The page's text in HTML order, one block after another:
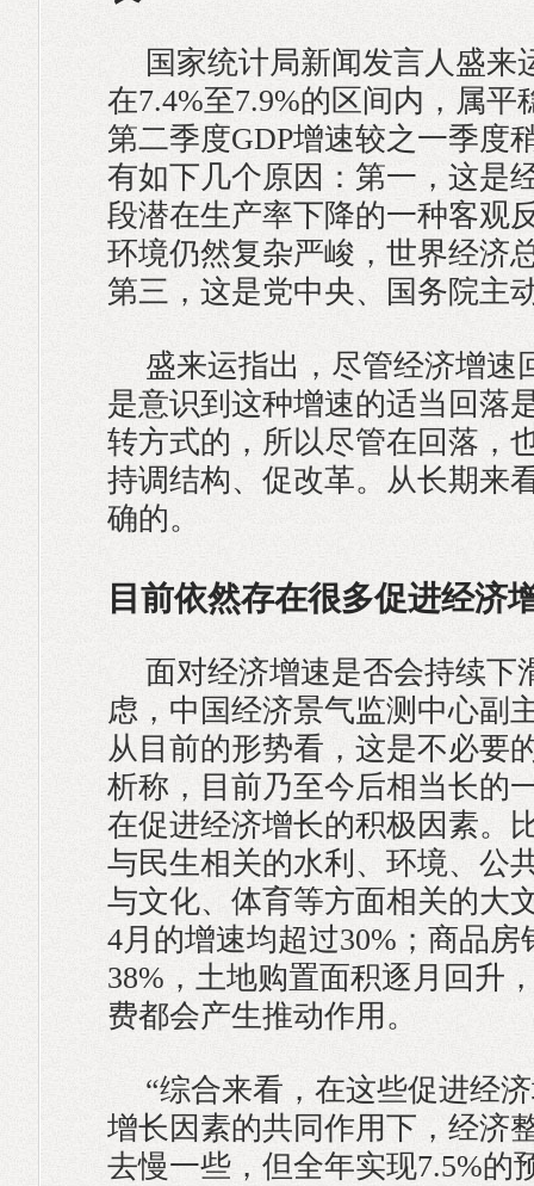
国家统计局新闻发言人盛来
在7.4%至7.9%的区间内，属平
第二季度GDP增速较之一季度
有如下几个原因：第一，这是
段潜在生产率下降的一种客观
环境仍然复杂严峻，世界经济
第三，这是党中央、国务院主
盛来运指出，尽管经济增速
是意识到这种增速的适当回落
转方式的，所以尽管在回落，
持调结构、促改革。从长期来
确的。
目前依然存在很多促进经济
面对经济增速是否会持续下
虑，中国经济景气监测中心副
从目前的形势看，这是不必要
析称，目前乃至今后相当长的
在促进经济增长的积极因素。
与民生相关的水利、环境、公
与文化、体育等方面相关的大
4月的增速均超过30%；商品
38%，土地购置面积逐月回升
费都会产生推动作用。
“综合来看，在这些促进经
增长因素的共同作用下，经济
去慢一些，但全年实现7.5%的